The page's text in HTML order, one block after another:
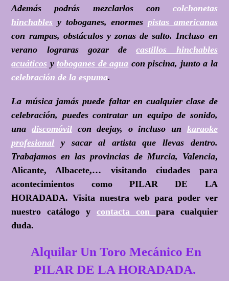
Además podrás mezclarlos con colchonetas
hinchables y toboganes, enormes pistas americanas
con rampas, obstáculos y zonas de salto. Incluso en
verano lograras gozar decastillos hinchables
acuáticos ytoboganes de agua con piscina, junto a la
celebración de la espuma.
La música jamás puede faltar en cualquier clase de
celebración, puedes contratar un equipo de sonido,
unadiscomóvil con deejay, o incluso un karaoke
profesional y sacar al artista que llevas dentro.
Trabajamos en las provincias de Murcia, Valencia,
Alicante, Albacete,… visitando ciudades para
acontecimientos como PILAR DE LA
HORADADA. Visita nuestra web para poder ver
nuestro catálogo y contacta con para cualquier
duda.
Alquilar Un Toro Mecánico En
PILAR DE LA HORADADA.